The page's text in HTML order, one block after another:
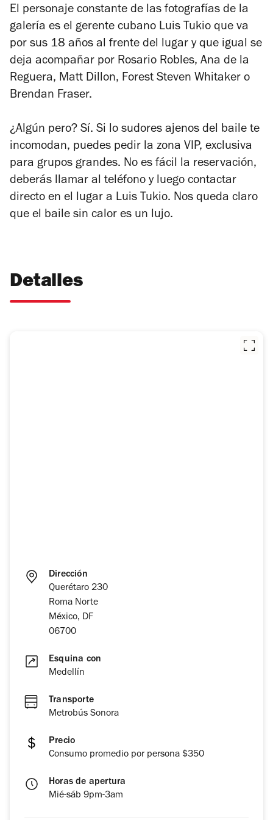
El personaje constante de las fotografías de la
galería es el gerente cubano Luis Tukio que va
por sus 18 años al frente del lugar y que igual se
deja acompañar por Rosario Robles, Ana de la
Reguera, Matt Dillon, Forest Steven Whitaker o
Brendan Fraser.
¿Algún pero? Sí. Si lo sudores ajenos del baile te
incomodan, puedes pedir la zona VIP, exclusiva
para grupos grandes. No es fácil la reservación,
deberás llamar al teléfono y luego contactar
directo en el lugar a Luis Tukio. Nos queda claro
que el baile sin calor es un lujo.
Detalles
Dirección
Querétaro 230
Roma Norte
México, DF
06700
Esquina con
Medellín
Transporte
Metrobús Sonora
Precio
Consumo promedio por persona $350
Horas de apertura
Mié-sáb 9pm-3am